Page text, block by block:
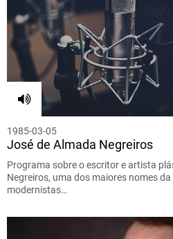
1985-03-05
José de Almada Negreiros
Programa sobre o escritor e artista
Negreiros, uma dos maiores nomes
modernistas…